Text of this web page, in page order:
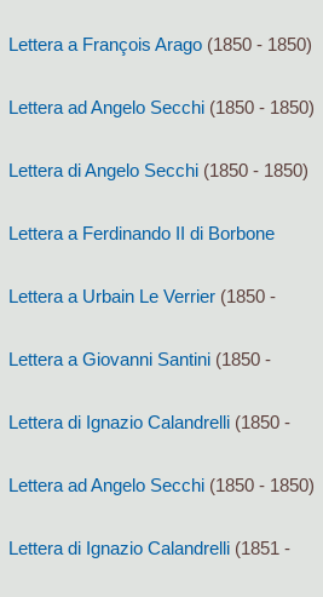
Lettera a François Arago (1850 - 1850)
Lettera ad Angelo Secchi (1850 - 1850)
Lettera di Angelo Secchi (1850 - 1850)
Lettera a Ferdinando II di Borbone
Lettera a Urbain Le Verrier (1850 -
Lettera a Giovanni Santini (1850 -
Lettera di Ignazio Calandrelli (1850 -
Lettera ad Angelo Secchi (1850 - 1850)
Lettera di Ignazio Calandrelli (1851 -